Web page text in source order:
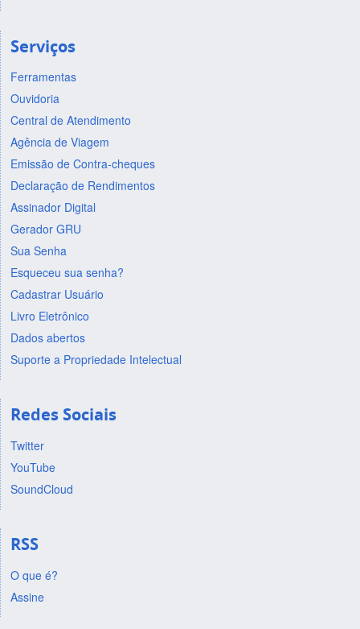
Serviços
Ferramentas
Ouvidoria
Central de Atendimento
Agência de Viagem
Emissão de Contra-cheques
Declaração de Rendimentos
Assinador Digital
Gerador GRU
Sua Senha
Esqueceu sua senha?
Cadastrar Usuário
Livro Eletrônico
Dados abertos
Suporte a Propriedade Intelectual
Redes Sociais
Twitter
YouTube
SoundCloud
RSS
O que é?
Assine